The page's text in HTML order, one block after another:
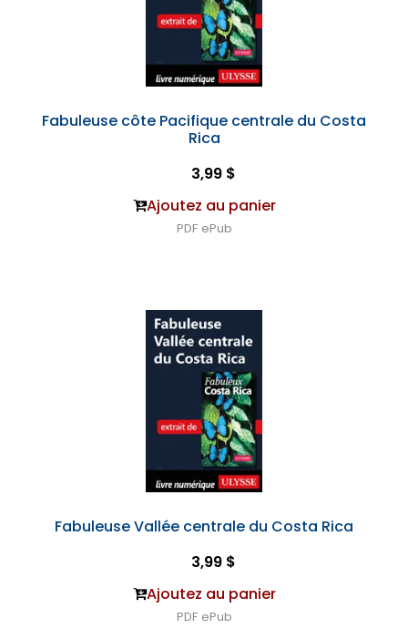
Fabuleuse côte Pacifique centrale du Costa
Rica
3,99 $
Ajoutez au panier
PDF ePub
Fabuleuse Vallée centrale du Costa Rica
3,99 $
Ajoutez au panier
PDF ePub